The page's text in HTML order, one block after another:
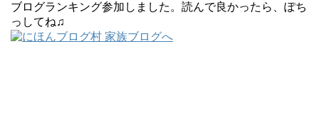
ブログランキング参加しました。読んで良かったら、ぽち
っしてね♫